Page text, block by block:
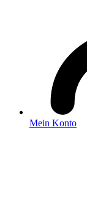
Mein Konto